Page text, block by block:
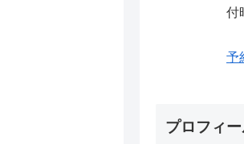
付
予
プロフィ